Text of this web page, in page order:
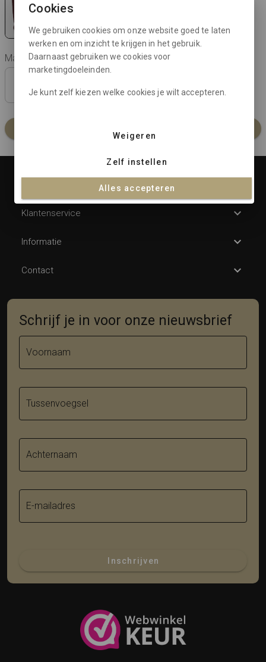
Maat:
Klantenservice
Informatie
Contact
Schrijf je in voor onze nieuwsbrief
Voornaam
Tussenvoegsel
Achternaam
E-mailadres
Inschrijven
Cookies
We gebruiken cookies om onze website goed te laten
werken en om inzicht te krijgen in het gebruik.
Daarnaast gebruiken we cookies voor
marketingdoeleinden.
Je kunt zelf kiezen welke cookies je wilt accepteren.
Weigeren
Zelf instellen
Alles accepteren